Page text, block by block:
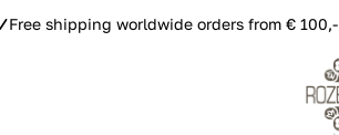
Free shipping worldwide orders from € 100,-